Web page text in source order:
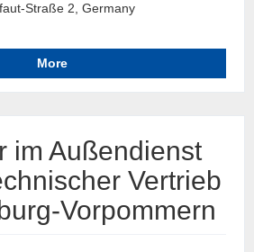
Straße 2, Germany
More
im Außendienst
Vertrieb
Vorpommern